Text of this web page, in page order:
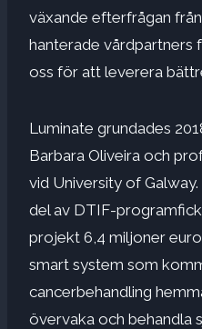
växande efterfrågan
hanterade vårdpartners
oss ​​för att leverera
Luminate grundades
Barbara Oliveira och
vid University of
del av DTIF-program
projekt 6,4 miljoner
smart system som
cancerbehandling
övervaka och behandla